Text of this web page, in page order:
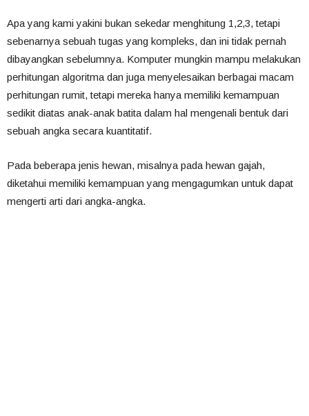
Apa yang kami yakini bukan sekedar menghitung 1,2,3, tetapi
sebenarnya sebuah tugas yang kompleks, dan ini tidak pernah
dibayangkan sebelumnya. Komputer mungkin mampu melakukan
perhitungan algoritma dan juga menyelesaikan berbagai macam
perhitungan rumit, tetapi mereka hanya memiliki kemampuan
sedikit diatas anak-anak batita dalam hal mengenali bentuk dari
sebuah angka secara kuantitatif.
Pada beberapa jenis hewan, misalnya pada hewan gajah,
diketahui memiliki kemampuan yang mengagumkan untuk dapat
mengerti arti dari angka-angka.